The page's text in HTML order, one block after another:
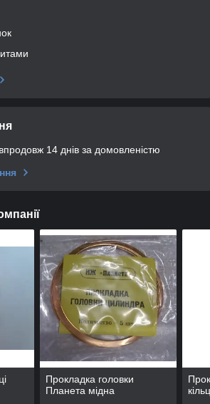
14 днів за домовленістю
Прокладка головки
Планета мідна